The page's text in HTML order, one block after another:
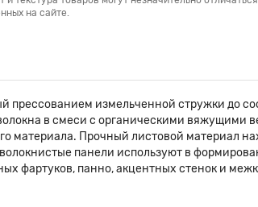
на сайте.
прессованием измельченной стружки до
в смеси с органическими вяжущими
материала. Прочный листовой материал
панели используют в
фартуков, панно, акцентных стенок и